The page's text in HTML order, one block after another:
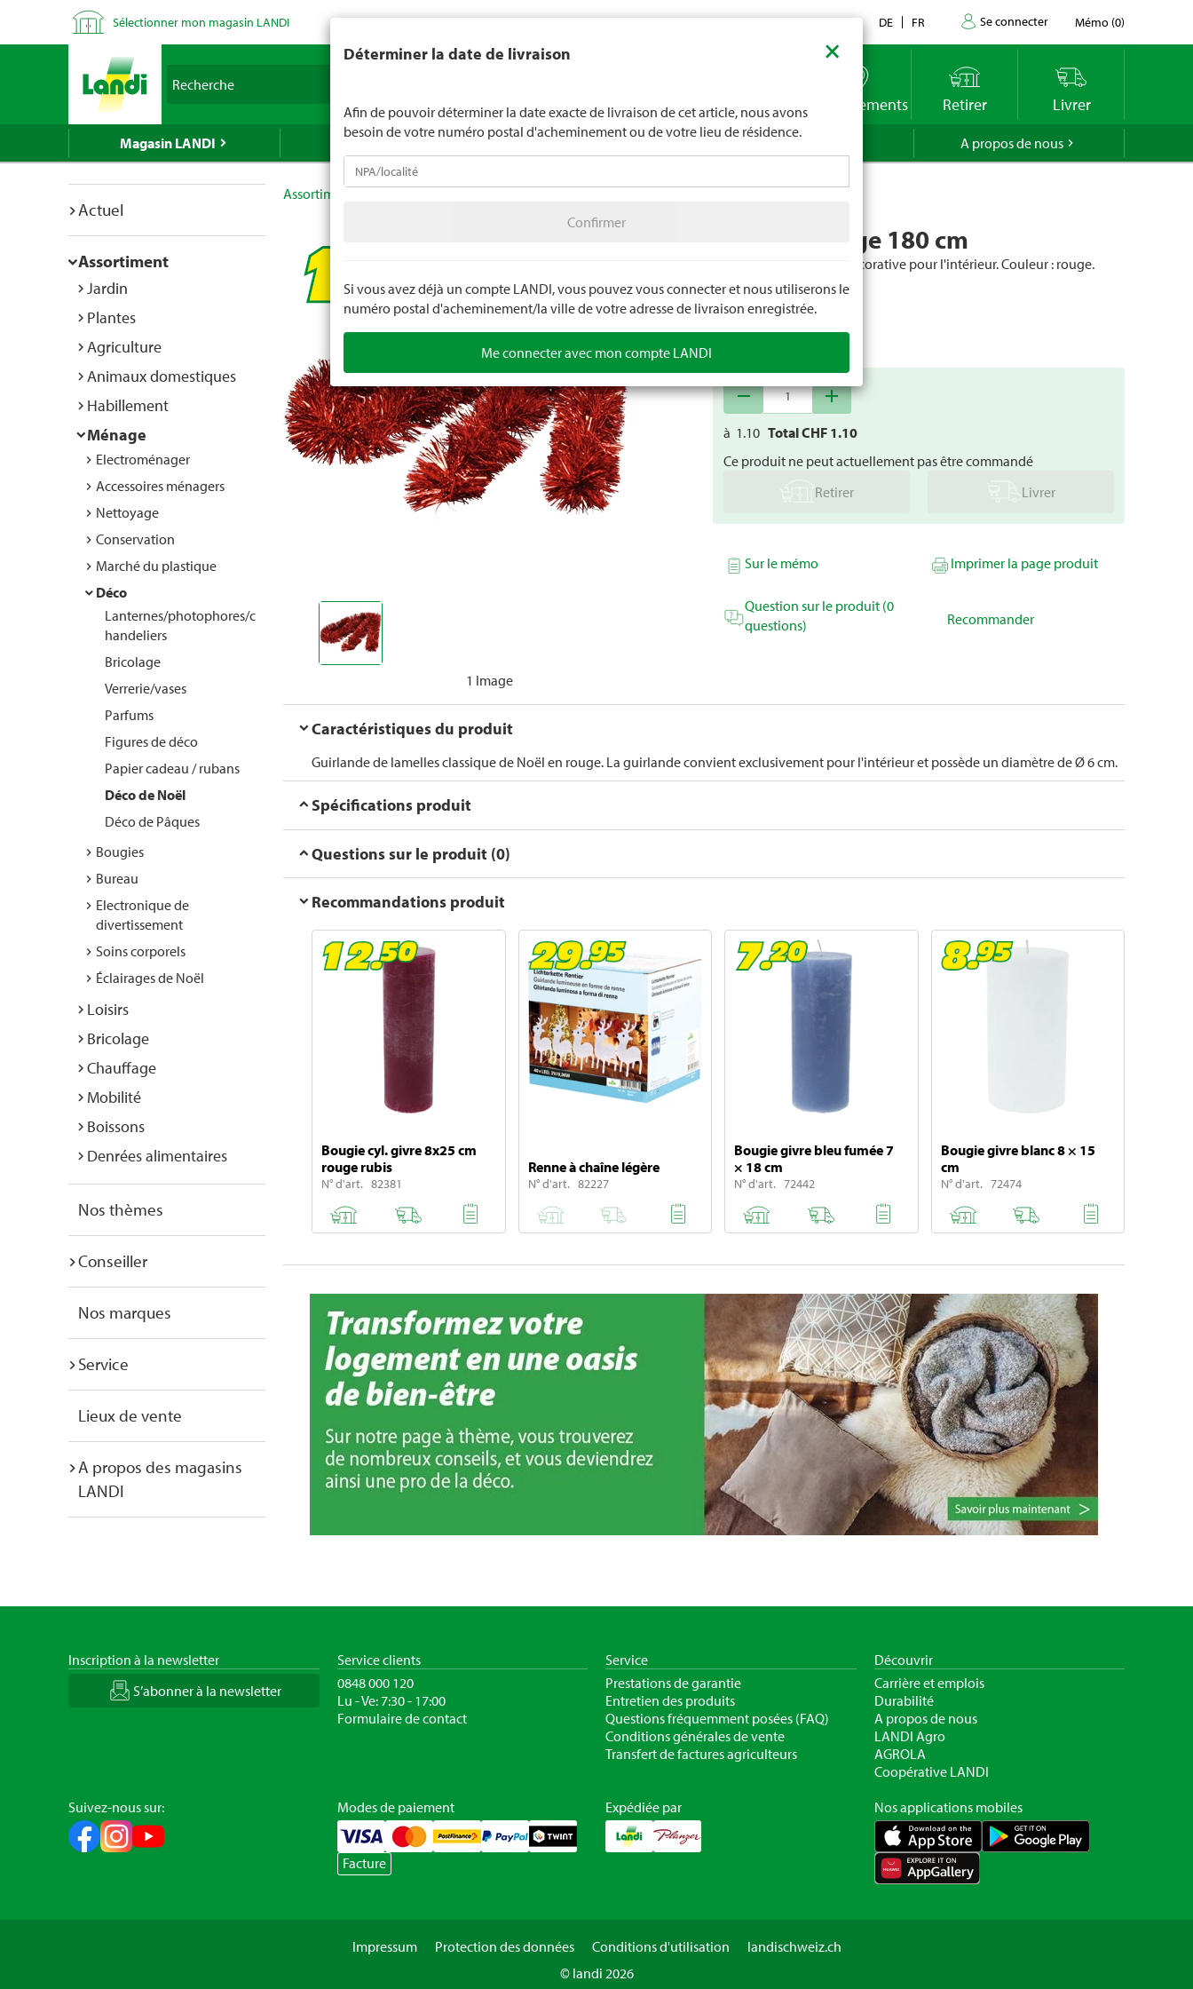
Sélectionner mon magasin LANDI Contact DE FR Se connecter Mémo (0)
LANDI Météo Emplacements Retirer Livrer
Magasin LANDI A propos de nous
Actuel
Assortiment
Jardin
Plantes
Agriculture
Animaux domestiques
Habillement
Ménage
Electroménager
Accessoires ménagers
Nettoyage
Conservation
Marché du plastique
Déco
Lanternes/photophores/c
handeliers
Bricolage
Verrerie/vases
Parfums
Figures de déco
Papier cadeau / rubans
Déco de Noël
Déco de Pâques
Bougies
Bureau
Electronique de
divertissement
Soins corporels
Éclairages de Noël
Loisirs
Bricolage
Chauffage
Mobilité
Boissons
Denrées alimentaires
Nos thèmes
Conseiller
Nos marques
Service
Lieux de vente
A propos des magasins
LANDI
Assortiment
1 Image
Lametta rouge 180 cm
Guirlande de lamelles décorative pour l'intérieur. Couleur : rouge.
Diamètre : Ø 6 cm.
Numéro d'article82231
remove add
à 1.10 Total CHF 1.10
Ce produit ne peut actuellement pas être commandé
Retirer
Livrer
Sur le mémo Imprimer la page produit
Question sur le produit (0
questions)
Recommander
Caractéristiques du produit
Guirlande de lamelles classique de Noël en rouge. La guirlande convient exclusivement pour l'intérieur et possède un diamètre de Ø 6 cm.
Spécifications produit
Questions sur le produit (0)
Recommandations produit
Bougie cyl. givre 8x25 cm
rouge rubis
N° d'art. 82381
Renne à chaîne légère
N° d'art. 82227
Bougie givre bleu fumée 7
× 18 cm
N° d'art. 72442
Bougie givre blanc 8 × 15
cm
N° d'art. 72474
Inscription à la newsletter
S’abonner à la newsletter
Service clients
0848 000 120
Lu - Ve: 7:30 - 17:00
Formulaire de contact
Service
Prestations de garantie
Entretien des produits
Questions fréquemment posées (FAQ)
Conditions générales de vente
Transfert de factures agriculteurs
Découvrir
Carrière et emplois
Durabilité
A propos de nous
LANDI Agro
AGROLA
Coopérative LANDI
Suivez-nous sur:
Modes de paiement
Facture
Expédiée par Nos applications mobiles
Impressum Protection des données Conditions d'utilisation
landischweiz.ch
© landi 2026
Déterminer la date de livraison ×
Afin de pouvoir déterminer la date exacte de livraison de cet article, nous avons
besoin de votre numéro postal d'acheminement ou de votre lieu de résidence.
Confirmer
Si vous avez déjà un compte LANDI, vous pouvez vous connecter et nous utiliserons le
numéro postal d'acheminement/la ville de votre adresse de livraison enregistrée.
Me connecter avec mon compte LANDI
LANDI ne vend généralement pas d'alcool aux jeunes de moins de 16 ans. La limite